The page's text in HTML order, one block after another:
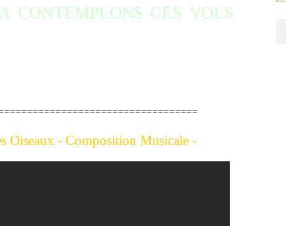
CONTEMPLONS CES VOLS
Oiseaux - Composition Musicale -